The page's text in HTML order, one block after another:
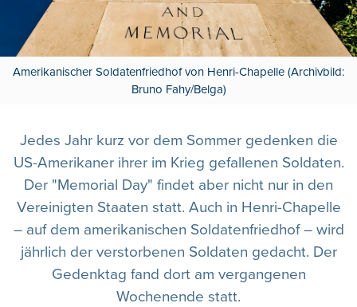
Amerikanischer Soldatenfriedhof von Henri-Chapelle (Archivbild:
Bruno Fahy/Belga)
Jedes Jahr kurz vor dem Sommer gedenken die
US-Amerikaner ihrer im Krieg gefallenen Soldaten.
Der "Memorial Day" findet aber nicht nur in den
Vereinigten Staaten statt. Auch in Henri-Chapelle
– auf dem amerikanischen Soldatenfriedhof – wird
jährlich der verstorbenen Soldaten gedacht. Der
Gedenktag fand dort am vergangenen
Wochenende statt.